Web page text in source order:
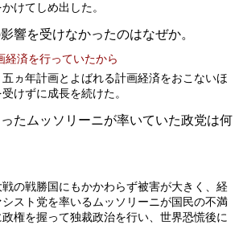
けてしめ出した。
響を受けなかったのはなぜか。
経済を行っていたから
ヵ年計画とよばれる計画経済をおこないほ
けずに成長を続けた。
たムッソリーニが率いていた政党は何
の戦勝国にもかかわらず被害が大きく、経
スト党を率いるムッソリーニが国民の不満
権を握って独裁政治を行い、世界恐慌後に